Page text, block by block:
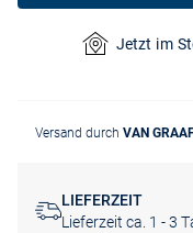
Jetzt im
Versand durch VAN
LIEFERZEIT
Lieferzeit ca. 1 - 3